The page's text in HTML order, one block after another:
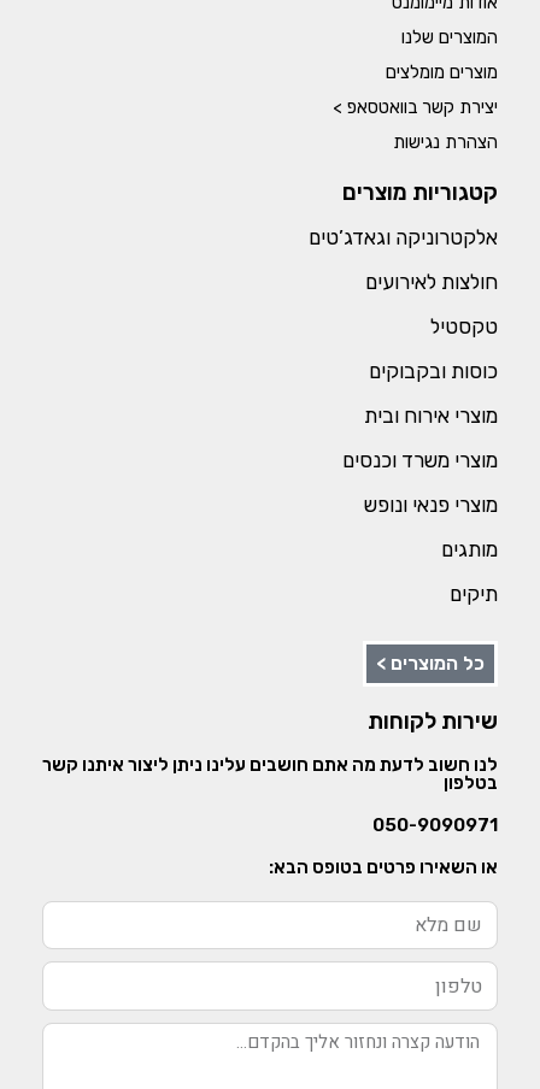
המוצרים שלנו
מוצרים מומלצים
יצירת קשר בוואטסאפ >
הצהרת נגישות
קטגוריות מוצרים
אלקטרוניקה וגאדג’טים
חולצות לאירועים
טקסטיל
כוסות ובקבוקים
מוצרי אירוח ובית
מוצרי משרד וכנסים
מוצרי פנאי ונופש
מותגים
תיקים
כל המוצרים >
שירות לקוחות
לנו חשוב לדעת מה אתם חושבים עלינו ניתן ליצור איתנו קשר
בטלפון
050-9090971
או השאירו פרטים בטופס הבא: